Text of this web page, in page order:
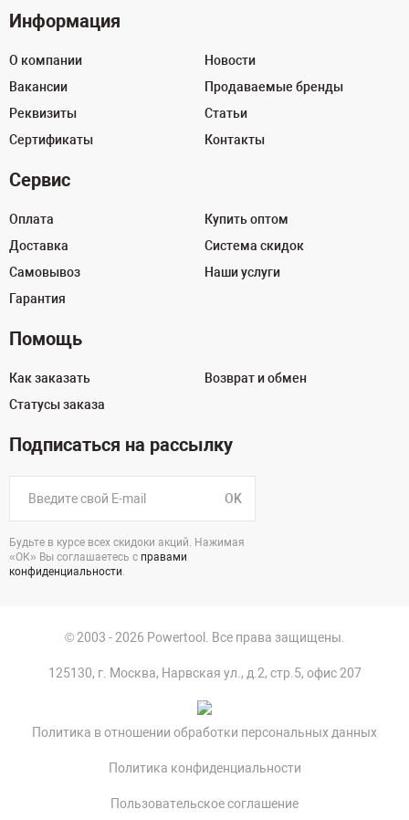
Информация
О компании
Вакансии
Реквизиты
Сертификаты
Новости
Продаваемые бренды
Статьи
Контакты
Сервис
Оплата
Доставка
Самовывоз
Гарантия
Купить оптом
Система скидок
Наши услуги
Помощь
Как заказать
Статусы заказа
Возврат и обмен
Подписаться на рассылку
OK
Будьте в курсе всех скидоки акций. Нажимая
«ОК» Вы соглашаетесь с правами
конфиденциальности.
© 2003 - 2026 Powertool. Все права защищены.
125130, г. Москва, Нарвская ул., д.2, стр.5, офис 207
Политика в отношении обработки персональных данных
Политика конфиденциальности
Пользовательское соглашение